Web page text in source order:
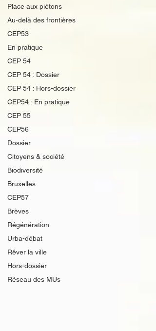
Place aux piétons
Au-delà des frontières
CEP53
En pratique
CEP 54
CEP 54 : Dossier
CEP 54 : Hors-dossier
CEP54 : En pratique
CEP 55
CEP56
Dossier
Citoyens & société
Biodiversité
Bruxelles
CEP57
Brèves
Régénération
Urba-débat
Rêver la ville
Hors-dossier
Réseau des MUs